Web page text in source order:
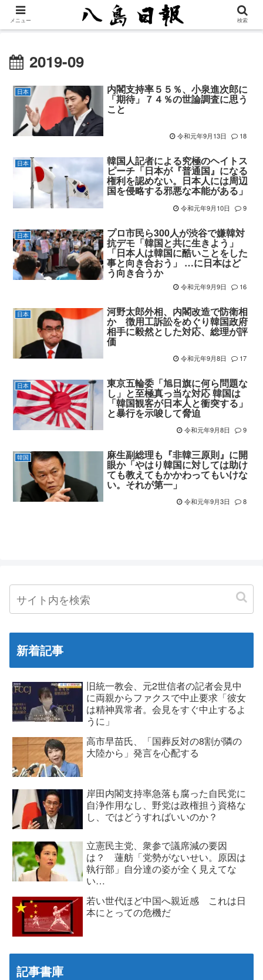
2019-09
日本 内閣支持率５５％、小泉進次郎に
「期待」７４％の世論調査に思う
こと
令和元年9月13日 18
日本 韓国人記者による究極のヘイトス
ピーチ「日本が『普通国』になる
権利を認めない。日本人には周辺
国を侵略する邪悪な本能がある」
令和元年9月10日 9
日本 プロ市民ら300人が渋谷で嫌韓対
抗デモ「韓国と共に生きよう」
「日本人は韓国に酷いことをした
事と向き合おう」 …に日本はど
う向き合うか
令和元年9月9日 16
日本 河野太郎外相、内閣改造で防衛相
か 徴用工訴訟をめぐり韓国政府
相手に毅然とした対応、総理が評
価
令和元年9月8日 17
日本 東京五輪委「旭日旗に何ら問題な
し」と至極真っ当な対応 韓国は
「韓国観客が日本人と衝突する」
と暴行を示唆して脅迫
令和元年9月8日 9
韓国 麻生副総理も『非韓三原則』に開
眼か「やはり韓国に対しては助け
ても教えてもかかわってもいけな
い。それが第一」
令和元年9月3日 8
新着記事
旧統一教会、元2世信者の記者会見中
に両親からファクスで中止要求「彼女
は精神異常者。会見をすぐ中止するよ
うに」
高市早苗氏、「国葬反対の8割が隣の
大陸から」発言を心配する
岸田内閣支持率急落も腐った自民党に
自浄作用なし、野党は政権担う資格な
し、ではどうすればいいのか？
立憲民主党、衆参で議席減の要因
は？ 蓮舫「党勢がないせい。原因は
執行部」自分達の姿が全く見えてな
い…
若い世代ほど中国へ親近感 これは日
本にとっての危機だ
記事書庫
メニュー 検索